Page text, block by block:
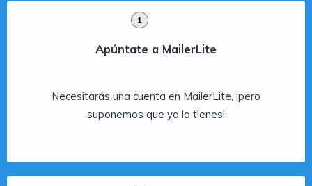
1
Apúntate a MailerLite
Necesitarás una cuenta en MailerLite, ¡pero
suponemos que ya la tienes!